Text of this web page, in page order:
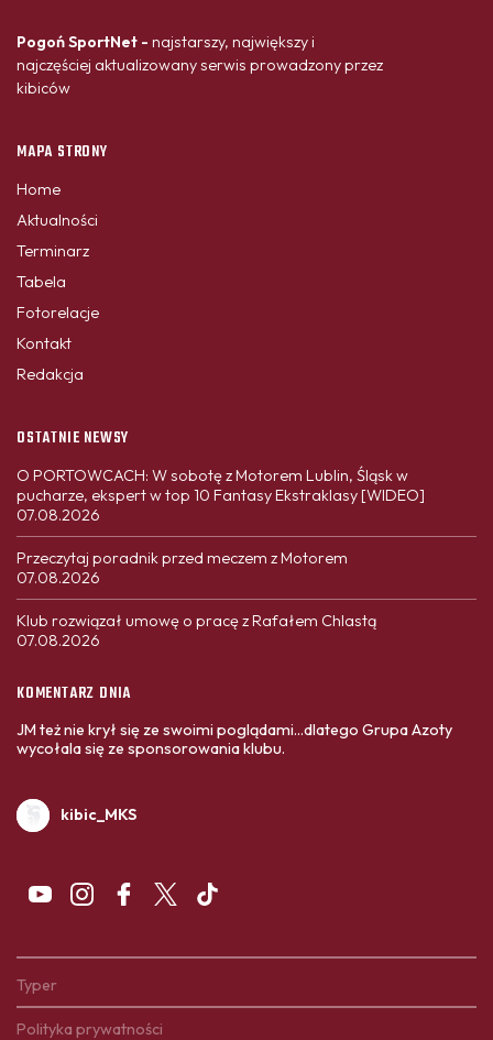
Pogoń SportNet - najstarszy, największy i
najczęściej aktualizowany serwis prowadzony przez
kibiców
MAPA STRONY
Home
Aktualności
Terminarz
Tabela
Fotorelacje
Kontakt
Redakcja
OSTATNIE NEWSY
O PORTOWCACH: W sobotę z Motorem Lublin, Śląsk w
pucharze, ekspert w top 10 Fantasy Ekstraklasy [WIDEO]
07.08.2026
Przeczytaj poradnik przed meczem z Motorem
07.08.2026
Klub rozwiązał umowę o pracę z Rafałem Chlastą
07.08.2026
KOMENTARZ DNIA
JM też nie krył się ze swoimi poglądami...dlatego Grupa Azoty
wycołala się ze sponsorowania klubu.
kibic_MKS
Typer
Polityka prywatności